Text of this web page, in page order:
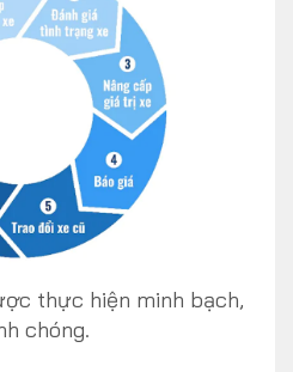
thực hiện minh bạch,
chóng.